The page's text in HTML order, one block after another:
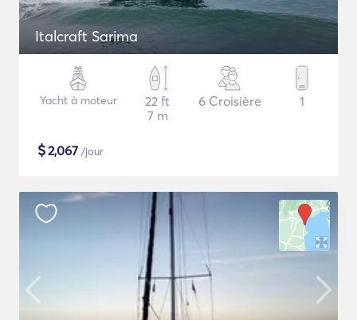
Italcraft Sarima
Yacht à moteur
22 ft
7 m
6 Croisière 1
$2,067 /jour